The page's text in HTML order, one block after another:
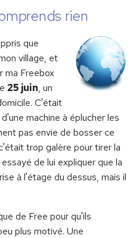
rien
que
village, et
ma Freebox
25 juin, un
C'était
machine à éplucher les
pas envie de bosser ce
trop galère pour tirer la
de lui expliquer que la
à l'étage du dessus, mais il
de Free pour qu'ils
plus motivé. Une